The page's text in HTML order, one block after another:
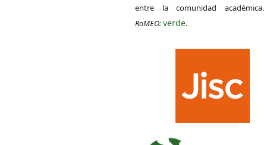
entre la comunidad académica.
RoMEO:verde.